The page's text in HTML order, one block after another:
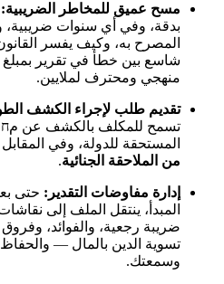
مسح عميق للمخاطر الضريبية:
بدقة، وفي أي سنوات ضريبية،
المصرح به، وكيف يفسر
شاسع بين خطأ في تقرير
منهجي ومحترف لملايين.
تقديم طلب لإجراء الكشف
تسمح للمكلف بالكشف عن
المستحقة للدولة، وفي
من الملاحقة الجنائية.
إدارة مفاوضات التقدير: حتى
المبدأ، ينتقل الملف إلى
ضريبة رجعية، والفوائد، وفروق
تسوية الدين بالمال —
وسمعتك.